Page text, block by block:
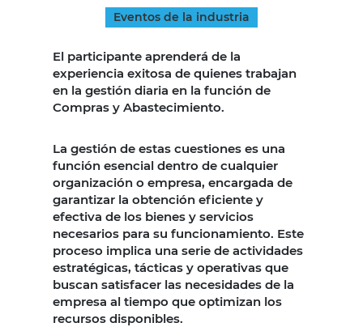
Eventos de la industria
El participante aprenderá de la
experiencia exitosa de quienes trabajan
en la gestión diaria en la función de
Compras y Abastecimiento.
La gestión de estas cuestiones es una
función esencial dentro de cualquier
organización o empresa, encargada de
garantizar la obtención eficiente y
efectiva de los bienes y servicios
necesarios para su funcionamiento. Este
proceso implica una serie de actividades
estratégicas, tácticas y operativas que
buscan satisfacer las necesidades de la
empresa al tiempo que optimizan los
recursos disponibles.